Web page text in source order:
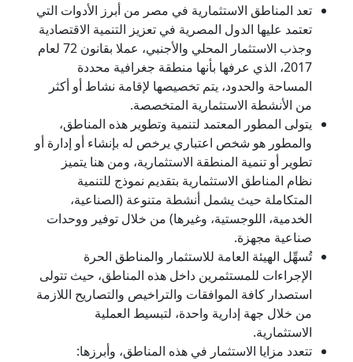
تعد المناطق الاستثمارية في مصر من أبرز الأدوات التي
تعتمد عليها الدول المصرية في تعزيز التنمية الاقتصادية
وجذب الاستثمار المحلي والأجنبي، عملا بقانون 72 لعام
2017، الذي عرفها بأنها منطقة جغرافية محددة
المساحة والحدود، يتم تخصيصها لإقامة نشاط أو أكثر
من الأنشطة الاستثمارية المتخصصة.
يتولى المطور المعتمد لتنمية وتطوير هذه المناطق،
والمطور هو شخص اعتباري يرخص له بإنشاء أو إدارة أو
تطوير أو تنمية المنطقة الاستثمارية، ومن هنا يتميز
نظام المناطق الاستثمارية بتقديم نموذج للتنمية
المتكاملة حيث يشمل أنشطة متنوعة (الصناعية،
الخدمية، اللوجستية، وغيرها) من خلال توفير ووحدات
صناعية مجهزة.
تُسهِّل الهيئة العامة للاستثمار والمناطق الحرة
الإجراءات للمستثمرين داخل هذه المناطق، حيث تتولى
استصدار كافة الموافقات والتراخيص والتصاريح اللازمة
من خلال جهة إدارية واحدة، لتبسيط العملية
الاستثمارية.
تتعدد مزايا الاستثمار في هذه المناطق، وأبرزها: